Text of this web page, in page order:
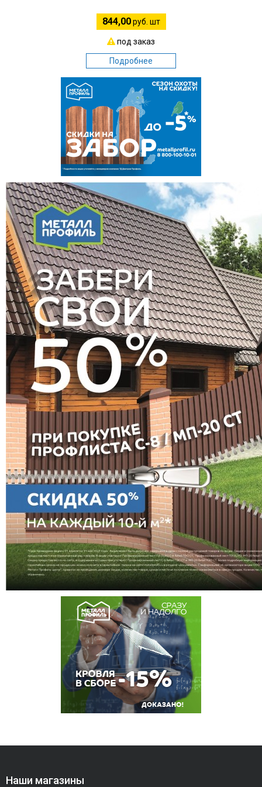
844,00руб. шт
под заказ
Подробнее
Наши магазины